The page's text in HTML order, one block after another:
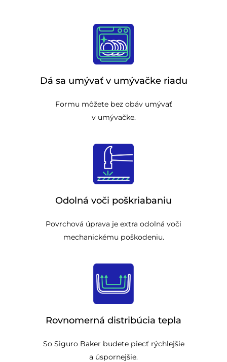
Dá sa umývať v umývačke riadu
Formu môžete bez obáv umývať
v umývačke.
Odolná voči poškriabaniu
Povrchová úprava je extra odolná voči
mechanickému poškodeniu.
Rovnomerná distribúcia tepla
So Siguro Baker budete piecť rýchlejšie
a úspornejšie.